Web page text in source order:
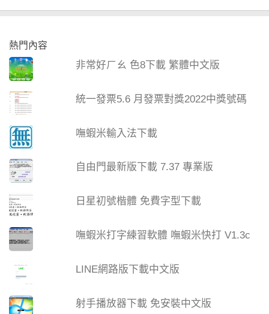
熱門內容
非常好ㄏㄠ 色8下載 繁體中文版
統一發票5.6 月發票對獎2022中獎號碼
嘸蝦米輸入法下載
自由門最新版下載 7.37 專業版
日星初號楷體 免費字型下載
嘸蝦米打字練習軟體 嘸蝦米快打 V1.3c
LINE網路版下載中文版
射手播放器下載 免安裝中文版